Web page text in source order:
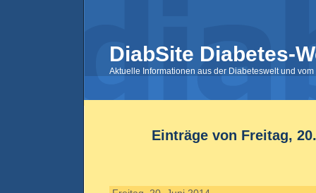
DiabSite Diabetes-
Aktuelle Informationen aus der Diabeteswelt und
Einträge von Freitag,